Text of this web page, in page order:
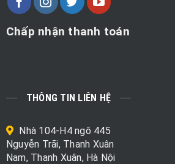
Chấp nhận thanh toán
THÔNG TIN LIÊN HỆ
Nhà 104-H4 ngõ 445
Nguyễn Trãi, Thanh Xuân
Nam, Thanh Xuân, Hà Nội